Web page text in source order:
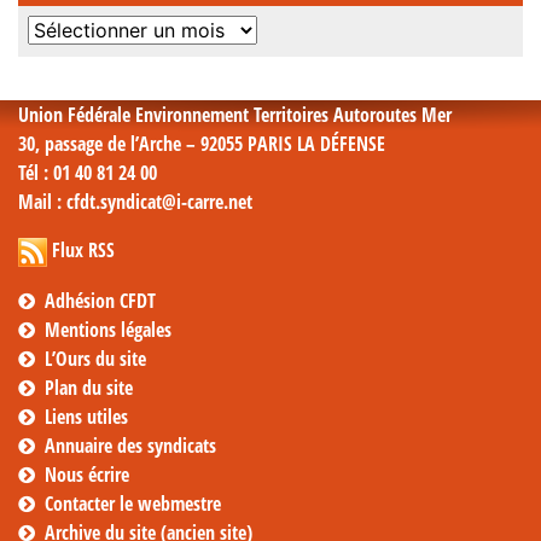
Archives
Union Fédérale Environnement Territoires Autoroutes Mer
30, passage de l’Arche – 92055 PARIS LA DÉFENSE
Tél : 01 40 81 24 00
Mail : cfdt.syndicat@i-carre.net
Flux RSS
Adhésion CFDT
Mentions légales
L’Ours du site
Plan du site
Liens utiles
Annuaire des syndicats
Nous écrire
Contacter le webmestre
Archive du site (ancien site)